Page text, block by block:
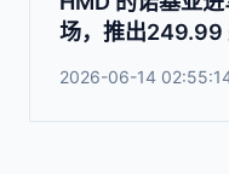
场，推出249.99
2026-06-14